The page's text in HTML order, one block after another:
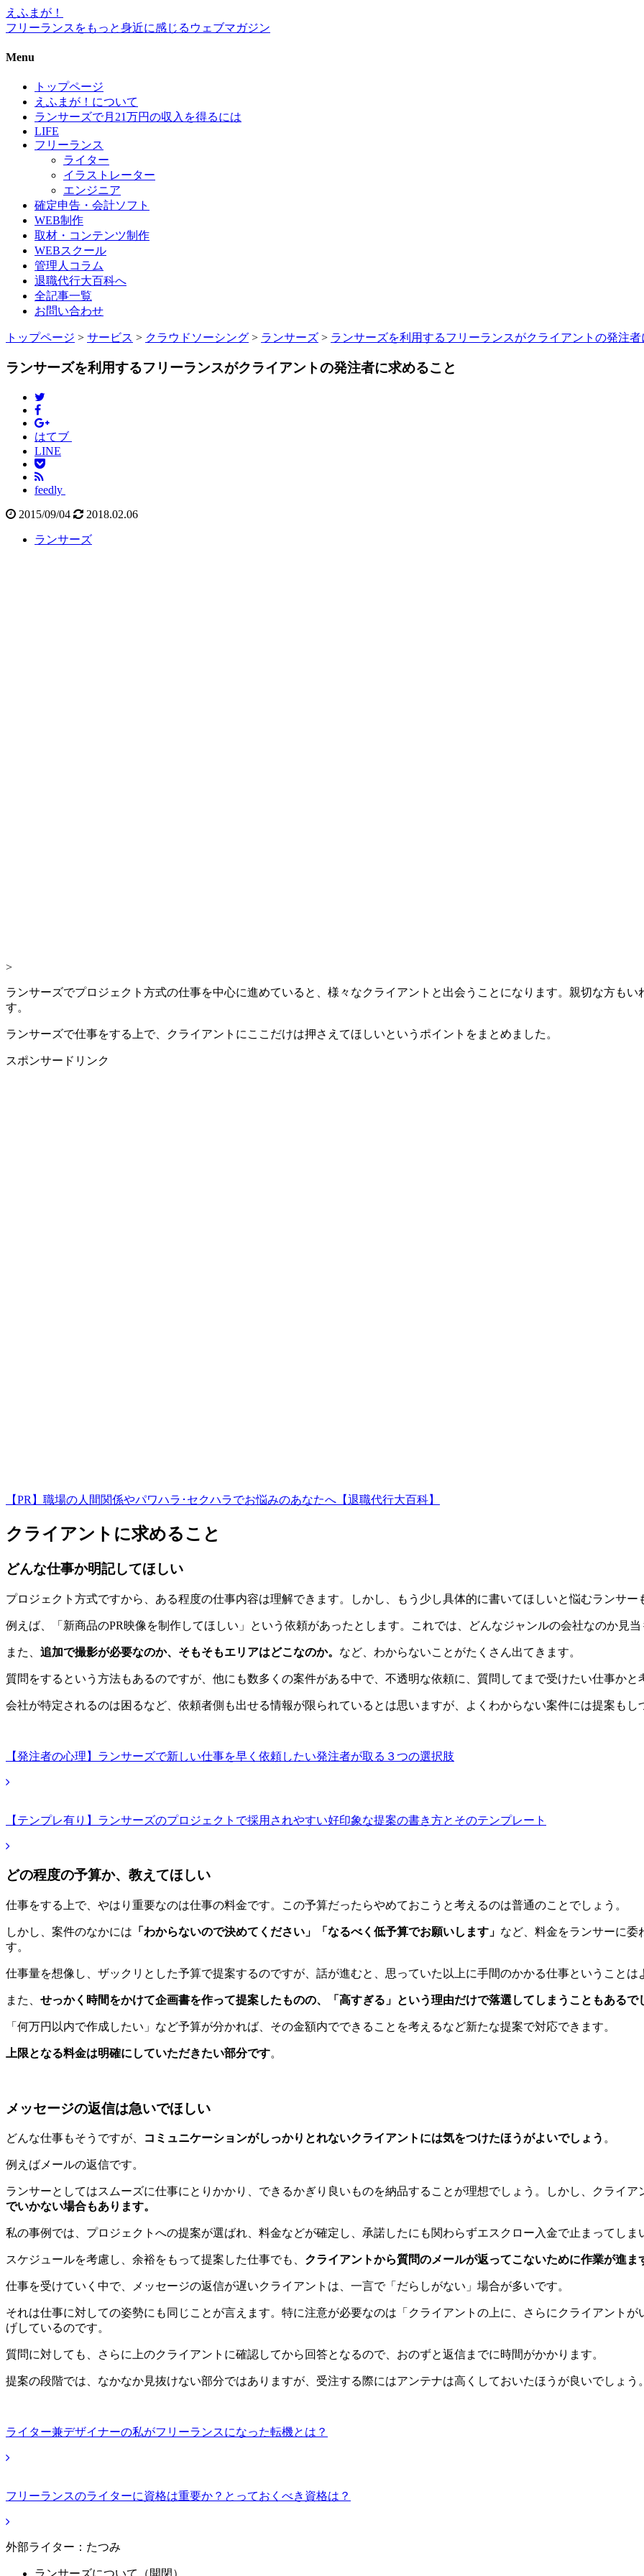
えふまが！
フリーランスをもっと身近に感じるウェブマガジン
Menu
トップページ
えふまが！について
ランサーズで月21万円の収入を得るには
LIFE
フリーランス
ライター
イラストレーター
エンジニア
確定申告・会計ソフト
WEB制作
取材・コンテンツ制作
WEBスクール
管理人コラム
退職代行大百科へ
全記事一覧
お問い合わせ
トップページ > サービス > クラウドソーシング > ランサーズ > ランサーズを利用するフリーランスがクライアントの発注者
ランサーズを利用するフリーランスがクライアントの発注者に求めること
はてブ
LINE
feedly
2015/09/04
2018.02.06
ランサーズ
>
ランサーズでプロジェクト方式の仕事を中心に進めていると、様々なクライアントと出会うことになります。親切な方も
す。
ランサーズで仕事をする上で、クライアントにここだけは押さえてほしいというポイントをまとめました。
スポンサードリンク
【PR】職場の人間関係やパワハラ･セクハラでお悩みのあなたへ【退職代行大百科】
クライアントに求めること
どんな仕事か明記してほしい
プロジェクト方式ですから、ある程度の仕事内容は理解できます。しかし、もう少し具体的に書いてほしいと悩むランサー
例えば、「新商品のPR映像を制作してほしい」という依頼があったとします。これでは、どんなジャンルの会社なのか見当
また、 追加で撮影が必要なのか、そもそもエリアはどこなのか。 など、わからないことがたくさん出てきます。
質問をするという方法もあるのですが、他にも数多くの案件がある中で、不透明な依頼に、質問してまで受けたい仕事かと
会社が特定されるのは困るなど、依頼者側も出せる情報が限られているとは思いますが、よくわからない案件には提案もし
【発注者の心理】ランサーズで新しい仕事を早く依頼したい発注者が取る３つの選択肢
【テンプレ有り】ランサーズのプロジェクトで採用されやすい好印象な提案の書き方とそのテンプレート
どの程度の予算か、教えてほしい
仕事をする上で、やはり重要なのは仕事の料金です。この予算だったらやめておこうと考えるのは普通のことでしょう。
しかし、案件のなかには 「わからないので決めてください」「なるべく低予算でお願いします」 など、料金をランサーに委
す。
仕事量を想像し、ザックリとした予算で提案するのですが、話が進むと、思っていた以上に手間のかかる仕事ということは
また、 せっかく時間をかけて企画書を作って提案したものの、「高すぎる」という理由だけで落選してしまうこともあるで
「何万円以内で作成したい」など予算が分かれば、その金額内でできることを考えるなど新たな提案で対応できます。
上限となる料金は明確にしていただきたい部分です。
メッセージの返信は急いでほしい
どんな仕事もそうですが、 コミュニケーションがしっかりとれないクライアントには気をつけたほうがよいでしょう 。
例えばメールの返信です。
ランサーとしてはスムーズに仕事にとりかかり、できるかぎり良いものを納品することが理想でしょう。しかし、クライア
でいかない場合もあります。
私の事例では、プロジェクトへの提案が選ばれ、料金などが確定し、承諾したにも関わらずエスクロー入金で止まってしま
スケジュールを考慮し、余裕をもって提案した仕事でも、 クライアントから質問のメールが返ってこないために作業が進ま
仕事を受けていく中で、メッセージの返信が遅いクライアントは、一言で「だらしがない」場合が多いです。
それは仕事に対しての姿勢にも同じことが言えます。特に注意が必要なのは「クライアントの上に、さらにクライアント
げしているのです。
質問に対しても、さらに上のクライアントに確認してから回答となるので、おのずと返信までに時間がかかります。
提案の段階では、なかなか見抜けない部分ではありますが、受注する際にはアンテナは高くしておいたほうが良いでしょう。
ライター兼デザイナーの私がフリーランスになった転機とは？
フリーランスのライターに資格は重要か？とっておくべき資格は？
外部ライター：たつみ